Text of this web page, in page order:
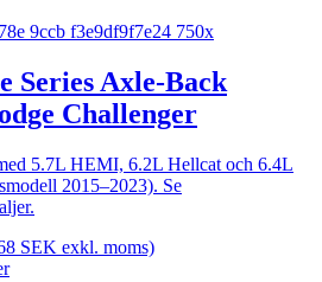
Series Axle-Back
Challenger
5.7L HEMI, 6.2L Hellcat och 6.4L
2015–2023). Se
SEK exkl. moms)